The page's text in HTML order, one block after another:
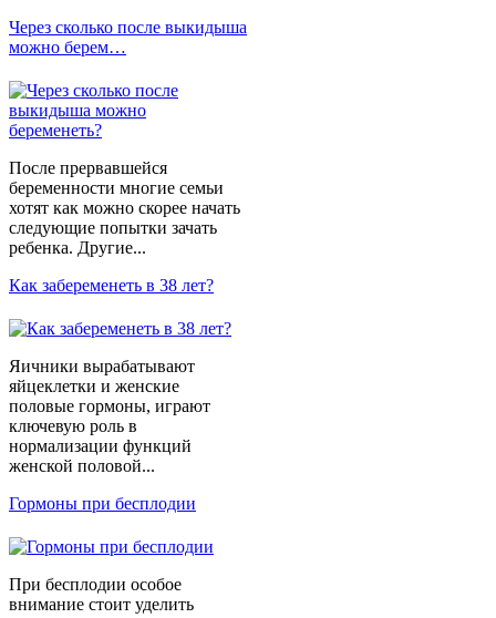
Через сколько после выкидыша
можно берем…
После прервавшейся
беременности многие семьи
хотят как можно скорее начать
следующие попытки зачать
ребенка. Другие...
Как забеременеть в 38 лет?
Яичники вырабатывают
яйцеклетки и женские
половые гормоны, играют
ключевую роль в
нормализации функций
женской половой...
Гормоны при бесплодии
При бесплодии особое
внимание стоит уделить